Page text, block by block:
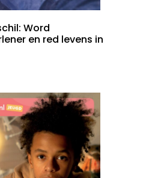
Word
en red levens in